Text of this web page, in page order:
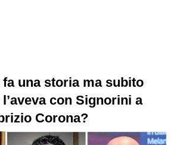
fa una storia ma subito
con Signorini a
Corona?